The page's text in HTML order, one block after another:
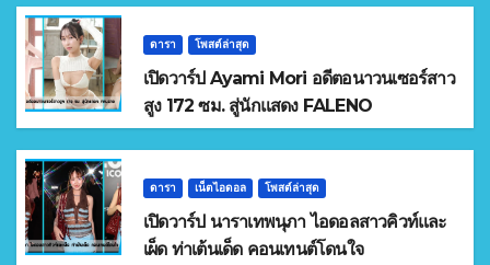
ดารา โพสต์ล่าสุด
เปิดวาร์ป Ayami Mori อดีตอนาวนเซอร์สาว
สูง 172 ซม. สู่นักแสดง FALENO
ดารา เน็ตไอดอล โพสต์ล่าสุด
เปิดวาร์ป นาราเทพนุภา ไอดอลสาวคิวท์และ
เผ็ด ท่าเต้นเด็ด คอนเทนต์โดนใจ